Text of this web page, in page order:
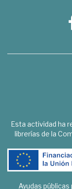
Esta actividad ha
librerías de la
Ayudas